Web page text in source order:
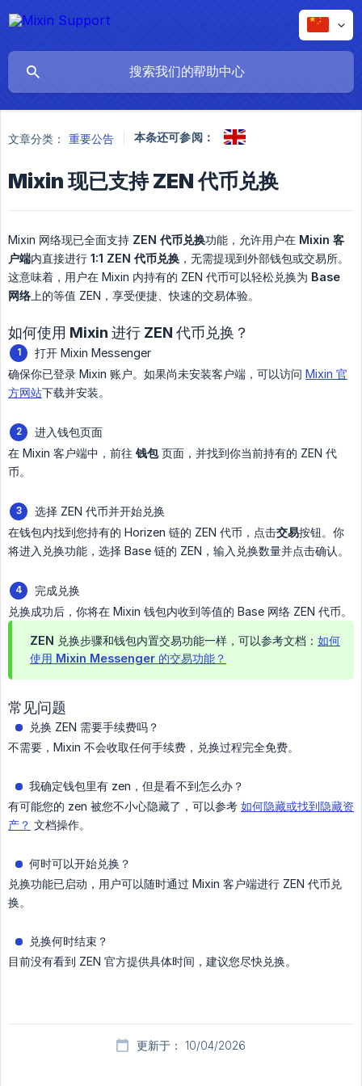
文章分类： 重要公告 本条还可参阅：
Mixin 现已支持 ZEN 代币兑换
Mixin 网络现已全面支持 ZEN 代币兑换功能，允许用户在 Mixin 客
户端内直接进行 1:1 ZEN 代币兑换 ，无需提现到外部钱包或交易所。
这意味着，用户在 Mixin 内持有的 ZEN 代币可以轻松兑换为 Base
网络 上的等值 ZEN，享受便捷、快速的交易体验。
如何使用 Mixin 进行 ZEN 代币兑换？
打开 Mixin Messenger
确保你已登录 Mixin 账户。如果尚未安装客户端，可以访问 Mixin 官
方网站下载并安装。
进入钱包页面
在 Mixin 客户端中，前往 钱包页面，并找到你当前持有的 ZEN 代
币。
选择 ZEN 代币并开始兑换
在钱包内找到您持有的 Horizen 链的 ZEN 代币，点击交易按钮。你
将进入兑换功能，选择 Base 链的 ZEN，输入兑换数量并点击确认。
完成兑换
兑换成功后，你将在 Mixin 钱包内收到等值的 Base 网络 ZEN 代币。
ZEN 兑换步骤和钱包内置交易功能一样，可以参考文档： 如何
使用 Mixin Messenger 的交易功能？
常见问题
兑换 ZEN 需要手续费吗？
不需要，Mixin 不会收取任何手续费，兑换过程完全免费。
我确定钱包里有 zen，但是看不到怎么办？
有可能您的 zen 被您不小心隐藏了，可以参考 如何隐藏或找到隐藏资
产？ 文档操作。
何时可以开始兑换？
兑换功能已启动，用户可以随时通过 Mixin 客户端进行 ZEN 代币兑
换。
兑换何时结束？
目前没有看到 ZEN 官方提供具体时间，建议您尽快兑换。
更新于： 10/04/2026